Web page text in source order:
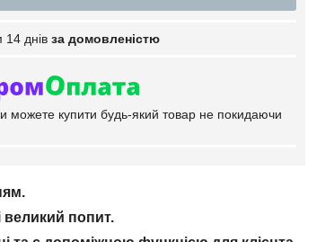
14 днів за домовленістю
можете купити будь-який товар не покидаючи
великий попит.